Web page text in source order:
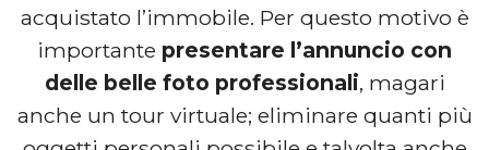
acquistato l’immobile. Per questo motivo è
importante presentare l’annuncio con
delle belle foto professionali, magari
anche un tour virtuale; eliminare quanti più